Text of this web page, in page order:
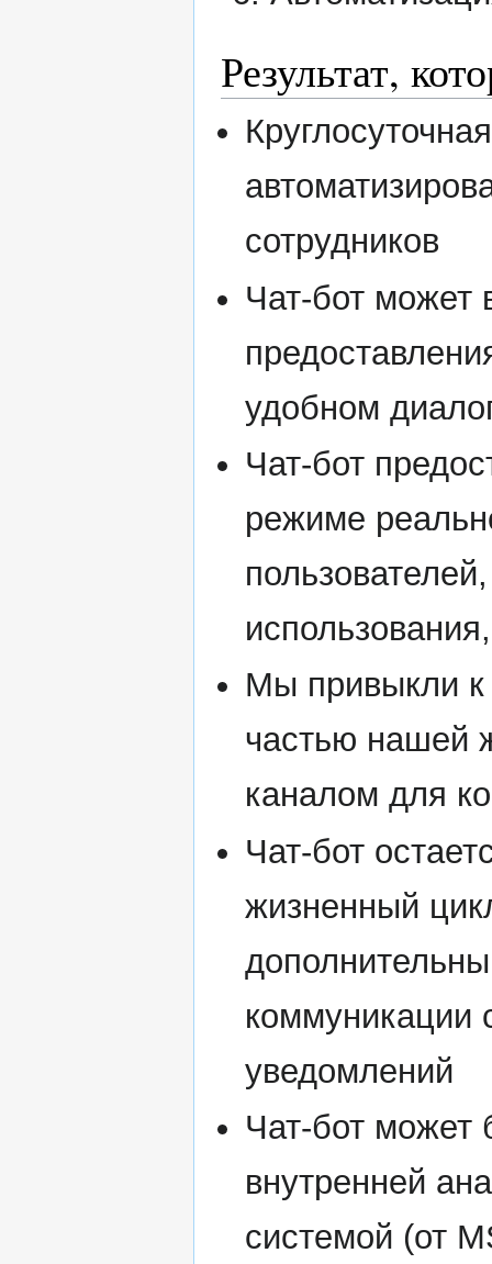
Результат,
сотрудников
Чат-бот может
удобном
Чат-бот
режиме
Мы привыкли к
частью нашей
каналом для
Чат-бот
жизненный
коммуникации
уведомлений
Чат-бот может
внутренней
системой (от